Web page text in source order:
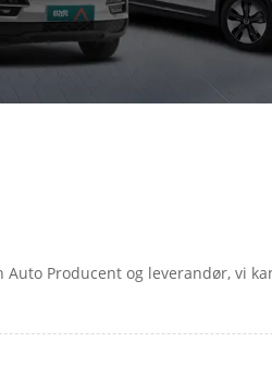
Producent og leverandør, vi